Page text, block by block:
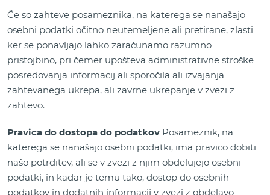
Če so zahteve posameznika, na katerega se nanašajo
osebni podatki očitno neutemeljene ali pretirane, zlasti
ker se ponavljajo lahko zaračunamo razumno
pristojbino, pri čemer upošteva administrativne stroške
posredovanja informacij ali sporočila ali izvajanja
zahtevanega ukrepa, ali zavrne ukrepanje v zvezi z
zahtevo.
Pravica do dostopa do podatkov Posameznik, na
katerega se nanašajo osebni podatki, ima pravico dobiti
našo potrditev, ali se v zvezi z njim obdelujejo osebni
podatki, in kadar je temu tako, dostop do osebnih
podatkov in dodatnih informacij v zvezi z obdelavo